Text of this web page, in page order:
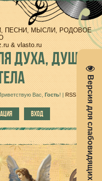
Версия для слабовидящих
ПЕСНИ, МЫСЛИ, РОДОВОЕ
& vlasto.ru
ДУХА, ДУШИ,
Вас Гость! | RSS
ВХОД